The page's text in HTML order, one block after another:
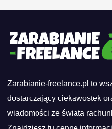
Zarabianie-freelance.pl to
dostarczający ciekawostek
wiadomości ze świata